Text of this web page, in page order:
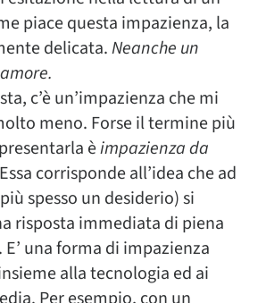
piace questa impazienza, la
delicata.Neanche un
c’è un’impazienza che mi
meno. Forse il termine più
èimpazienza da
corrisponde all’idea che ad
spesso un desiderio) si
risposta immediata di piena
una forma di impazienza
alla tecnologia ed ai